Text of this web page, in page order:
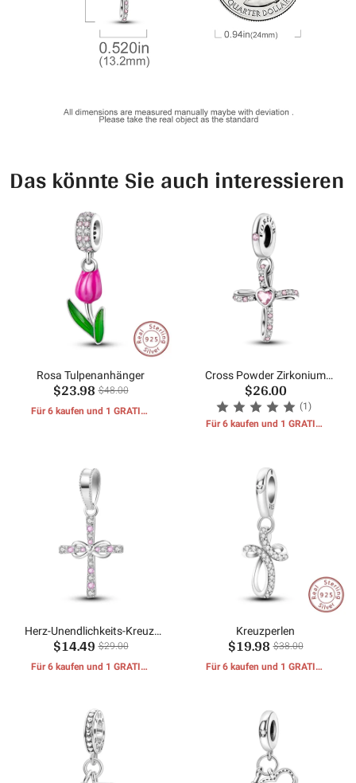
Das könnte Sie auch interessieren
Rosa Tulpenanhänger
$23.98 $48.00
Für 6 kaufen und 1 GRATIS-
Cross Powder Zirkonium
Dangle
$26.00
(1)
Für 6 kaufen und 1 GRATIS-
Herz-Unendlichkeits-Kreuz-
Anhänger
$14.49 $29.00
Für 6 kaufen und 1 GRATIS-
Kreuzperlen
$19.98 $38.00
Für 6 kaufen und 1 GRATIS-